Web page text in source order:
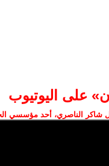
على اليوتيوب
شاكر الناصري، أحد مؤسسي